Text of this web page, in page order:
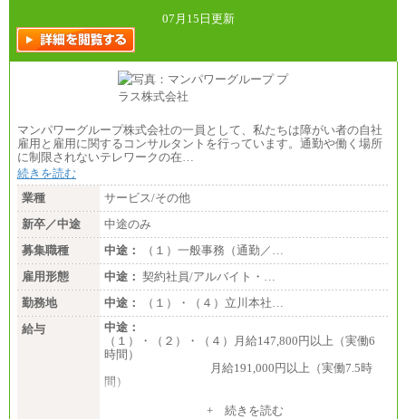
07月15日更新
マンパワーグループ株式会社の一員として、私たちは障がい者の自社
雇用と雇用に関するコンサルタントを行っています。通勤や働く場所
に制限されないテレワークの在…
続きを読む
業種
サービス/その他
新卒／中途
中途のみ
募集職種
中途：
（１）一般事務（通勤／…
雇用形態
中途： 契約社員/アルバイト・…
勤務地
中途：
（１）・（４）立川本社…
給与
中途：
（１）・（２）・（４）月給147,800円以上（実働6
時間）
月給191,000円以上（実働7.5時
間）
（３）月給191,000円以上（実働7.5時間）
+ 続きを読む